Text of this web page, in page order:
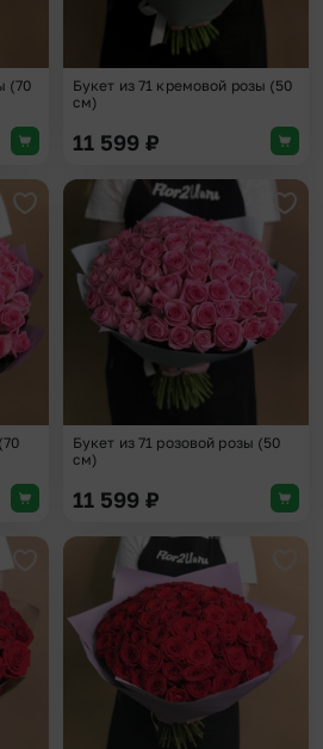
(70
Букет из 71 кремовой розы (50
см)
11 599 ₽
Добавить в избранное
Букет из 71 розовой розы (50
см)
11 599 ₽
Добавить в избранное